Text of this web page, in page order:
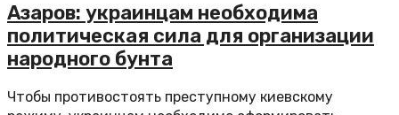
Азаров: украинцам необходима
политическая сила для организации
народного бунта
Чтобы противостоять преступному киевскому